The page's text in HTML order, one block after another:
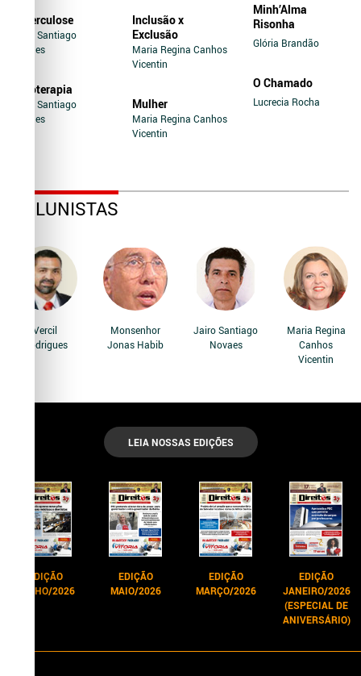
Tuberculose
Jairo Santiago
Novaes
Soroterapia
Jairo Santiago
Novaes
Inclusão x
Exclusão
Maria Regina Canhos
Vicentin
Mulher
Maria Regina Canhos
Vicentin
Minh’Alma
Risonha
Glória Brandão
O Chamado
Lucrecia Rocha
COLUNISTAS
Vercil
Rodrigues
Monsenhor
Jonas Habib
Jairo Santiago
Novaes
Maria Regina
Canhos
Vicentin
LEIA NOSSAS EDIÇÕES
EDIÇÃO
JUNHO/2026
EDIÇÃO
MAIO/2026
EDIÇÃO
MARÇO/2026
EDIÇÃO
JANEIRO/2026
(ESPECIAL DE
ANIVERSÁRIO)